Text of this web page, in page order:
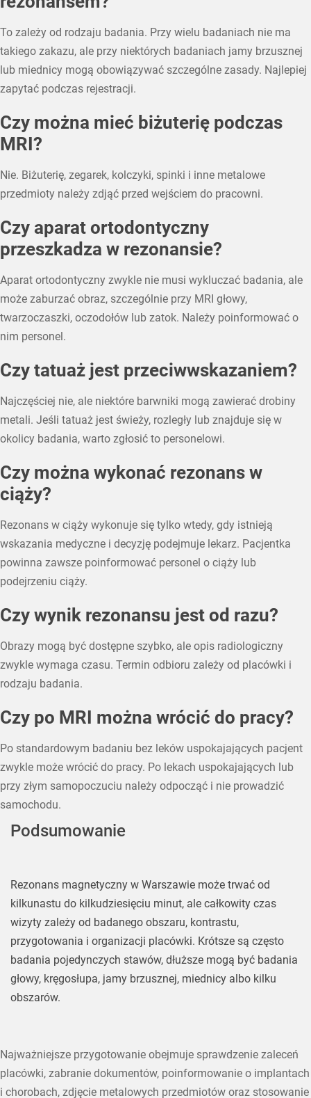
To zależy od rodzaju badania. Przy wielu badaniach nie ma
takiego zakazu, ale przy niektórych badaniach jamy brzusznej
lub miednicy mogą obowiązywać szczególne zasady. Najlepiej
zapytać podczas rejestracji.
Czy można mieć biżuterię podczas
MRI?
Nie. Biżuterię, zegarek, kolczyki, spinki i inne metalowe
przedmioty należy zdjąć przed wejściem do pracowni.
Czy aparat ortodontyczny
przeszkadza w rezonansie?
Aparat ortodontyczny zwykle nie musi wykluczać badania, ale
może zaburzać obraz, szczególnie przy MRI głowy,
twarzoczaszki, oczodołów lub zatok. Należy poinformować o
nim personel.
Czy tatuaż jest przeciwwskazaniem?
Najczęściej nie, ale niektóre barwniki mogą zawierać drobiny
metali. Jeśli tatuaż jest świeży, rozległy lub znajduje się w
okolicy badania, warto zgłosić to personelowi.
Czy można wykonać rezonans w
ciąży?
Rezonans w ciąży wykonuje się tylko wtedy, gdy istnieją
wskazania medyczne i decyzję podejmuje lekarz. Pacjentka
powinna zawsze poinformować personel o ciąży lub
podejrzeniu ciąży.
Czy wynik rezonansu jest od razu?
Obrazy mogą być dostępne szybko, ale opis radiologiczny
zwykle wymaga czasu. Termin odbioru zależy od placówki i
rodzaju badania.
Czy po MRI można wrócić do pracy?
Po standardowym badaniu bez leków uspokajających pacjent
zwykle może wrócić do pracy. Po lekach uspokajających lub
przy złym samopoczuciu należy odpocząć i nie prowadzić
samochodu.
Podsumowanie
Rezonans magnetyczny w Warszawie może trwać od
kilkunastu do kilkudziesięciu minut, ale całkowity czas
wizyty zależy od badanego obszaru, kontrastu,
przygotowania i organizacji placówki. Krótsze są często
badania pojedynczych stawów, dłuższe mogą być badania
głowy, kręgosłupa, jamy brzusznej, miednicy albo kilku
obszarów.
Najważniejsze przygotowanie obejmuje sprawdzenie zaleceń
placówki, zabranie dokumentów, poinformowanie o implantach
i chorobach, zdjęcie metalowych przedmiotów oraz stosowanie